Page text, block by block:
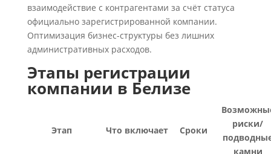
взаимодействие с контрагентами за счёт статуса
официально зарегистрированной компании.
Оптимизация бизнес-структуры без лишних
административных расходов.
Этапы регистрации
компании в Белизе
Этап Что включает Сроки
риски/
камни